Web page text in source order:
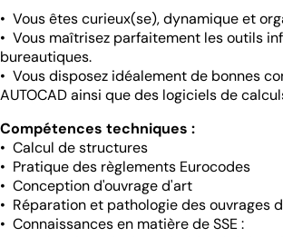
• Vous êtes curieux(se), dynamique et
• Vous maîtrisez parfaitement les outils
bureautiques.
• Vous disposez idéalement de bonnes
AUTOCAD ainsi que des logiciels de
Compétences techniques :
• Calcul de structures
• Pratique des règlements Eurocodes
• Conception d'ouvrage d'art
• Réparation et pathologie des ouvrages
• Connaissances en matière de SSE :